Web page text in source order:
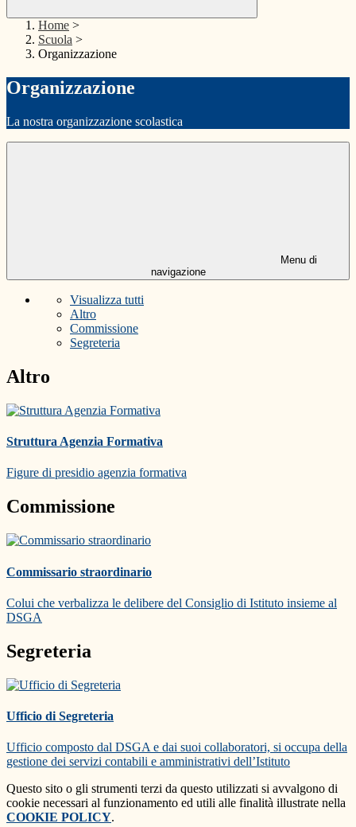
Home >
Scuola >
Organizzazione
Organizzazione
La nostra organizzazione scolastica
Menu di
navigazione
Visualizza tutti
Altro
Commissione
Segreteria
Altro
Struttura Agenzia Formativa
Figure di presidio agenzia formativa
Commissione
Commissario straordinario
Colui che verbalizza le delibere del Consiglio di Istituto insieme al
DSGA
Segreteria
Ufficio di Segreteria
Ufficio composto dal DSGA e dai suoi collaboratori, si occupa della
gestione dei servizi contabili e amministrativi dell’Istituto
Questo sito o gli strumenti terzi da questo utilizzati si avvalgono di
cookie necessari al funzionamento ed utili alle finalità illustrate nella
COOKIE POLICY.